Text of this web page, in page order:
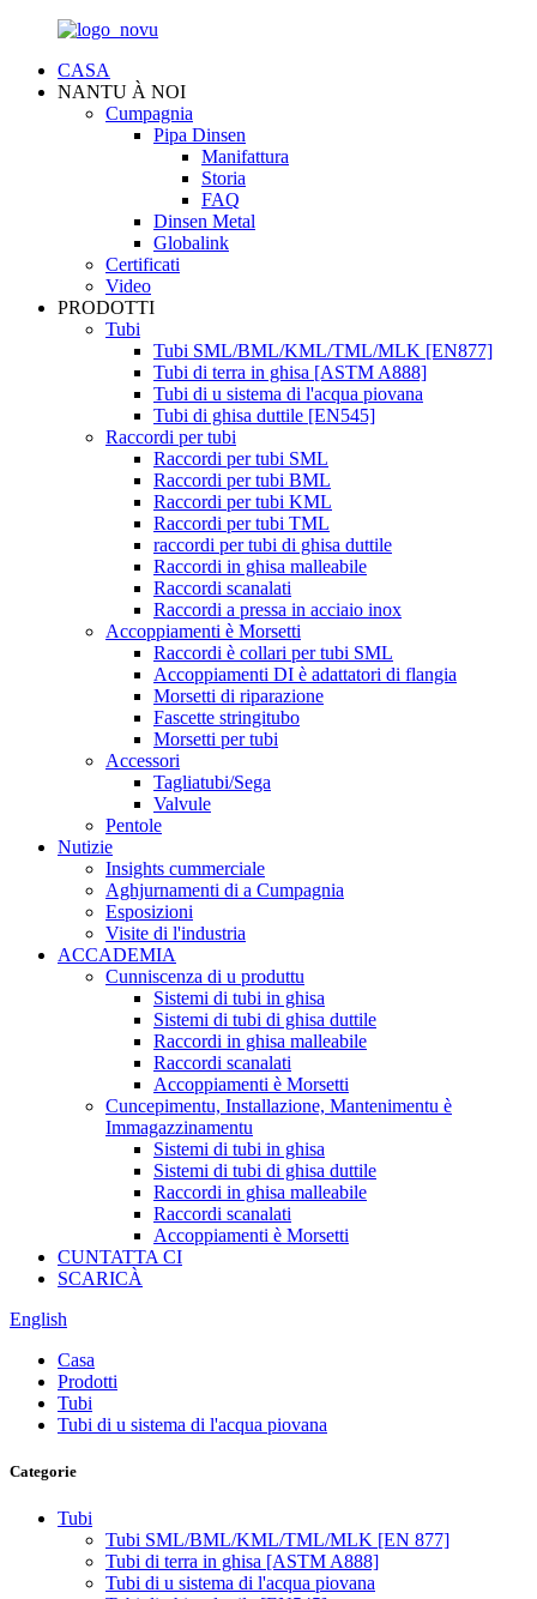
CASA
NANTU À NOI
Cumpagnia
Pipa Dinsen
Manifattura
Storia
FAQ
Dinsen Metal
Globalink
Certificati
Video
PRODOTTI
Tubi
Tubi SML/BML/KML/TML/MLK [EN877]
Tubi di terra in ghisa [ASTM A888]
Tubi di u sistema di l'acqua piovana
Tubi di ghisa duttile [EN545]
Raccordi per tubi
Raccordi per tubi SML
Raccordi per tubi BML
Raccordi per tubi KML
Raccordi per tubi TML
raccordi per tubi di ghisa duttile
Raccordi in ghisa malleabile
Raccordi scanalati
Raccordi a pressa in acciaio inox
Accoppiamenti è Morsetti
Raccordi è collari per tubi SML
Accoppiamenti DI è adattatori di flangia
Morsetti di riparazione
Fascette stringitubo
Morsetti per tubi
Accessori
Tagliatubi/Sega
Valvule
Pentole
Nutizie
Insights cummerciale
Aghjurnamenti di a Cumpagnia
Esposizioni
Visite di l'industria
ACCADEMIA
Cunniscenza di u produttu
Sistemi di tubi in ghisa
Sistemi di tubi di ghisa duttile
Raccordi in ghisa malleabile
Raccordi scanalati
Accoppiamenti è Morsetti
Cuncepimentu, Installazione, Mantenimentu è
Immagazzinamentu
Sistemi di tubi in ghisa
Sistemi di tubi di ghisa duttile
Raccordi in ghisa malleabile
Raccordi scanalati
Accoppiamenti è Morsetti
CUNTATTA CI
SCARICÀ
English
Casa
Prodotti
Tubi
Tubi di u sistema di l'acqua piovana
Categorie
Tubi
Tubi SML/BML/KML/TML/MLK [EN 877]
Tubi di terra in ghisa [ASTM A888]
Tubi di u sistema di l'acqua piovana